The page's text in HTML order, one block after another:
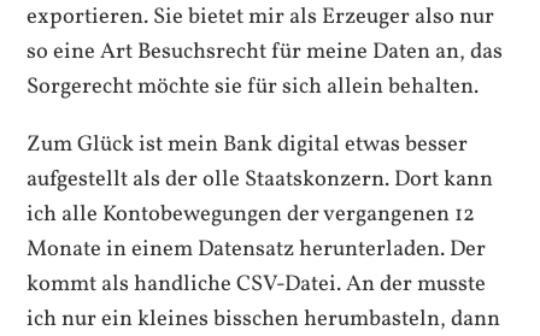
exportieren. Sie bietet mir als Erzeuger also nur
so eine Art Besuchsrecht für meine Daten an, das
Sorgerecht möchte sie für sich allein behalten.
Zum Glück ist mein Bank digital etwas besser
aufgestellt als der olle Staatskonzern. Dort kann
ich alle Kontobewegungen der vergangenen 12
Monate in einem Datensatz herunterladen. Der
kommt als handliche CSV-Datei. An der musste
ich nur ein kleines bisschen herumbasteln, dann